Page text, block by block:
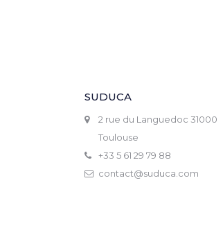
SUDUCA
2 rue du Languedoc 31000
Toulouse
+33 5 61 29 79 88
contact@suduca.com